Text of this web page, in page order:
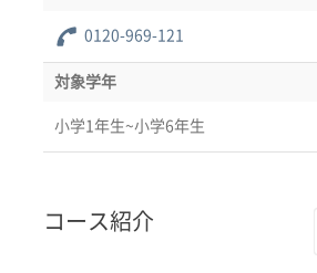
0120-969-121
対象学年
小学1年生~小学6年生
コース紹介